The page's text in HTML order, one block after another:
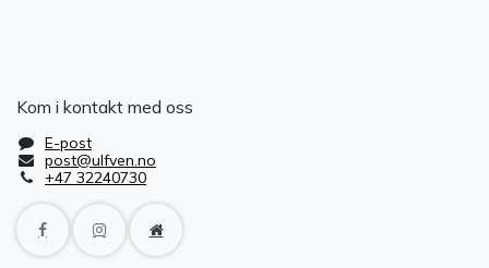
Kom i kontakt med oss
E-post
post@ulfven.no
+47 32240730